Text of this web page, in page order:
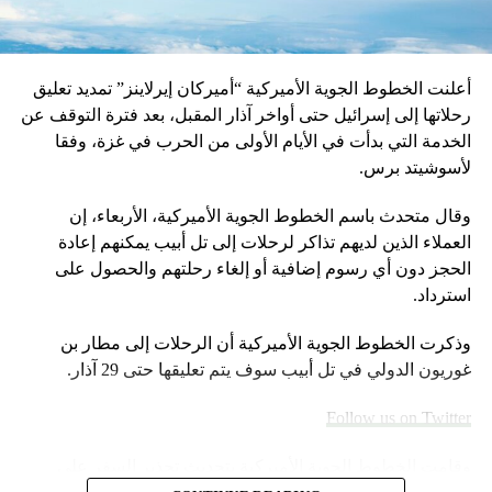
أعلنت الخطوط الجوية الأميركية “أميركان إيرلاينز” تمديد تعليق
رحلاتها إلى إسرائيل حتى أواخر آذار المقبل، بعد فترة التوقف عن
الخدمة التي بدأت في الأيام الأولى من الحرب في غزة، وفقا
لأسوشيتد برس.
وقال متحدث باسم الخطوط الجوية الأميركية، الأربعاء، إن
العملاء الذين لديهم تذاكر لرحلات إلى تل أبيب يمكنهم إعادة
الحجز دون أي رسوم إضافية أو إلغاء رحلتهم والحصول على
استرداد.
وذكرت الخطوط الجوية الأميركية أن الرحلات إلى مطار بن
غوريون الدولي في تل أبيب سوف يتم تعليقها حتى 29 آذار.
Follow us on Twitter